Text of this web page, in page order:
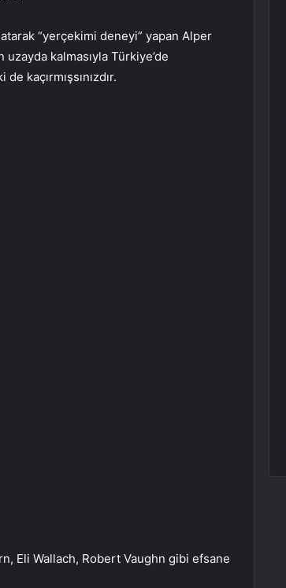
“yerçekimi deneyi” yapan Alper
kalmasıyla Türkiye’de
kaçırmışsınızdır.
Eli Wallach, Robert Vaughn gibi efsane